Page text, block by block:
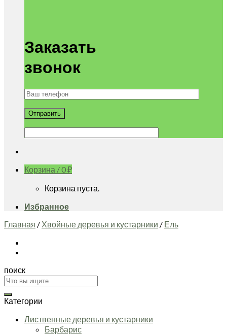
Заказать
звонок
Корзина /0₽
Корзина пуста.
Избранное
Главная / Хвойные деревья и кустарники / Ель
поиск
Искать:
Категории
Лиственные деревья и кустарники
Барбарис